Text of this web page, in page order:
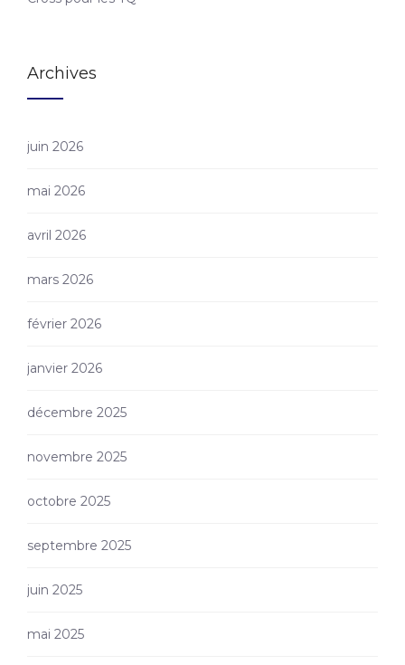
Archives
juin 2026
mai 2026
avril 2026
mars 2026
février 2026
janvier 2026
décembre 2025
novembre 2025
octobre 2025
septembre 2025
juin 2025
mai 2025